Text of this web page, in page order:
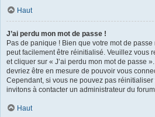
Haut
J’ai perdu mon mot de passe !
Pas de panique ! Bien que votre mot de
peut facilement être réinitialisé. Veuillez vous
et cliquer sur « J’ai perdu mon mot de passe
devriez être en mesure de pouvoir vous
Cependant, si vous ne pouvez pas
invitons à contacter un administrateur du
Haut